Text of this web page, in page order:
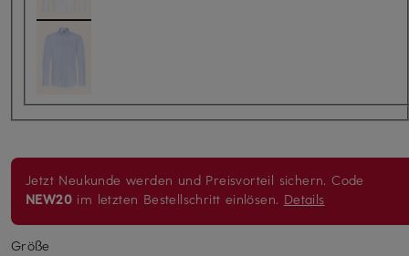
Jetzt Neukunde werden und Preisvorteil sichern. Code
NEW20 im letzten Bestellschritt einlösen. Details
Größe